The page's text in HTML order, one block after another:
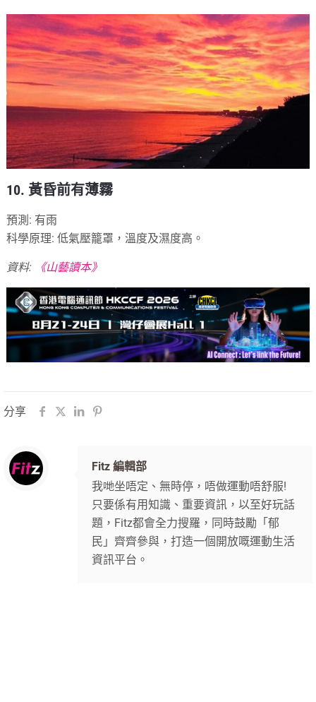
10. 黃昏前有薄霧
預測: 有雨
科學原理: 低氣壓籠罩，溫度及濕度高。
資料: 《山藝讀本》
分享
Fitz 編輯部
我哋坐唔定、無時停，唔做運動唔舒服!
只要係有用知識、重要資訊，以至好玩話
題，Fitz都會全力搜羅，同時鼓勵「郁
民」齊齊參與，打造一個開放嘅運動生活
資訊平台。